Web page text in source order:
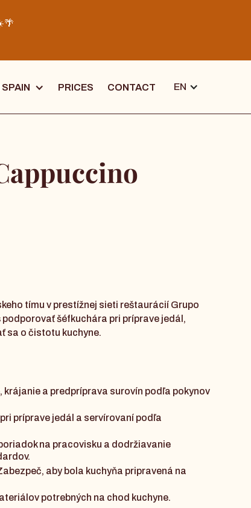
SPAIN PRICES CONTACT EN
tímu v prestížnej sieti reštaurácií Grupo
šéfkuchára pri príprave jedál,
sa o čistotu kuchyne.
krájanie a predpríprava surovín podľa pokynov
príprave jedál a servírovaní podľa
na pracovisku a dodržiavanie
aby bola kuchyňa pripravená na
potrebných na chod kuchyne.